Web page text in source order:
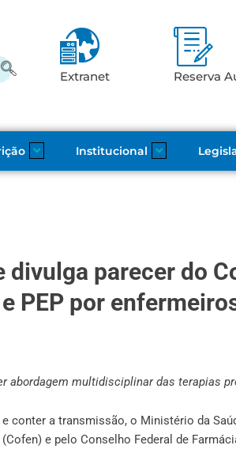
Extranet Reserva
Institucional
divulga parecer do
PEP por
abordagem multidisciplinar das terapias
conter a transmissão, o Ministério da
e pelo Conselho Federal de